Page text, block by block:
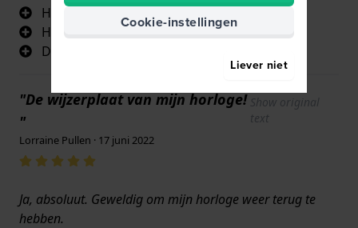
Het is zeer comfortabel
Het is smal en ziet er erg elegant uit
De kleur is ongewoon en verfijnd
"De wijzerplaat van mijn horloge!
"
Show original
text
Lorraine Pullen · 17 juni 2022
Ja, absoluut. Geweldig om mijn horloge weer terug te
hebben.
Cookie-instellingen
Liever niet